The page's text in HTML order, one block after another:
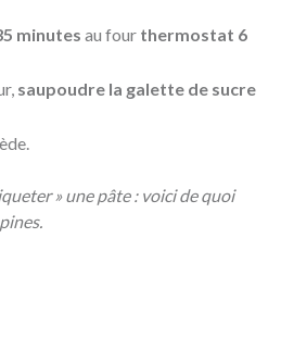
minutes au four thermostat 6
saupoudre la galette de sucre
» une pâte : voici de quoi